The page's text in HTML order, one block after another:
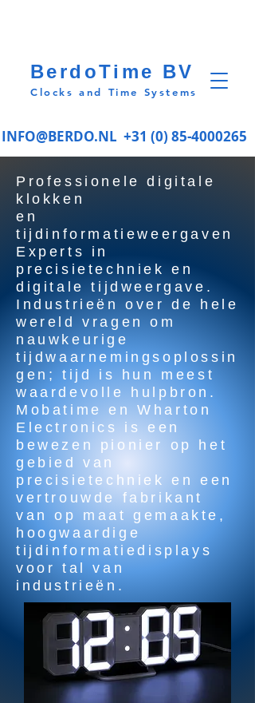
INFO@BERDO.NL +31 (0) 85-4000265
BerdoTime BV
Clocks and Time Systems
Professionele digitale
klokken
en
tijdinformatieweergaven
Experts in
precisietechniek en
digitale tijdweergave.
Industrieën over de hele
wereld vragen om
nauwkeurige
tijdwaarnemingsoplossin
gen; tijd is hun meest
waardevolle hulpbron.
Mobatime en Wharton
Electronics is een
bewezen pionier op het
gebied van
precisietechniek en een
vertrouwde fabrikant
van op maat gemaakte,
hoogwaardige
tijdinformatiedisplays
voor tal van
industrieën.